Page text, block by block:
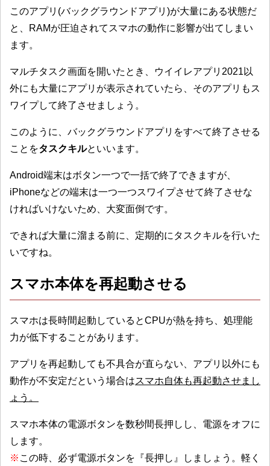
このアプリ(バックグラウンドアプリ)が大量にある状態だ
と、RAMが圧迫されてスマホの動作に影響が出てしまい
ます。
マルチタスク画面を開いたとき、ウイイレアプリ2021以
外にも大量にアプリが表示されていたら、そのアプリもス
ワイプして終了させましょう。
このように、バックグラウンドアプリをすべて終了させる
ことをタスクキルといいます。
Android端末はボタン一つで一括で終了できますが、
iPhoneなどの端末は一つ一つスワイプさせて終了させな
ければいけないため、大変面倒です。
できれば大量に溜まる前に、定期的にタスクキルを行いた
いですね。
スマホ本体を再起動させる
スマホは長時間起動しているとCPUが熱を持ち、処理能
力が低下することがあります。
アプリを再起動しても不具合が直らない、アプリ以外にも
動作が不安定だという場合はスマホ自体も再起動させまし
ょう。
スマホ本体の電源ボタンを数秒間長押しし、電源をオフに
します。
※ この時、必ず電源ボタンを『長押し』しましょう。軽く